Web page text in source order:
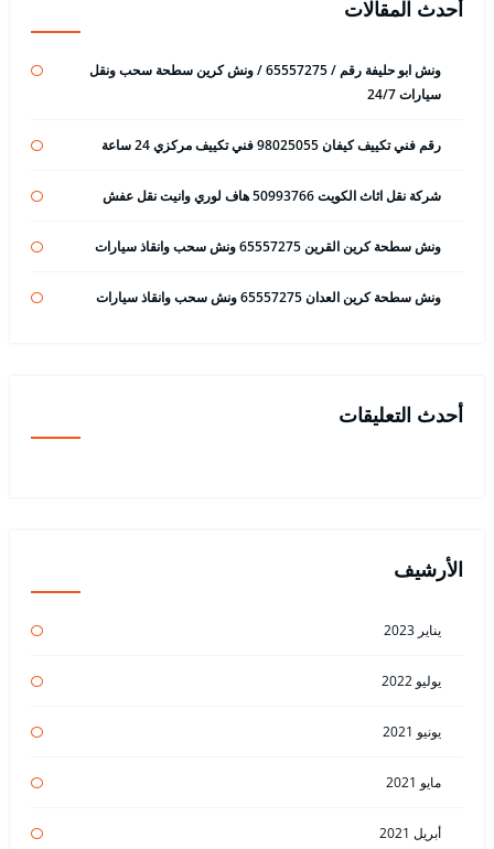
أحدث المقالات
ونش ابو حليفة رقم / 65557275 / ونش كرين سطحة سحب ونقل
سيارات 24/7
رقم فني تكييف كيفان 98025055 فني تكييف مركزي 24 ساعة
شركة نقل اثاث الكويت 50993766 هاف لوري وانيت نقل عفش
ونش سطحة كرين القرين 65557275 ونش سحب وانقاذ سيارات
ونش سطحة كرين العدان 65557275 ونش سحب وانقاذ سيارات
أحدث التعليقات
الأرشيف
يناير 2023
يوليو 2022
يونيو 2021
مايو 2021
أبريل 2021